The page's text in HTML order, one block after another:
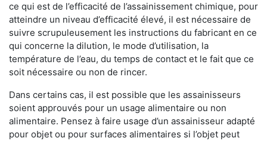
ce qui est de l’efficacité de l’assainissement chimique, pour
atteindre un niveau d’efficacité élevé, il est nécessaire de
suivre scrupuleusement les instructions du fabricant en ce
qui concerne la dilution, le mode d’utilisation, la
température de l’eau, du temps de contact et le fait que ce
soit nécessaire ou non de rincer.
Dans certains cas, il est possible que les assainisseurs
soient approuvés pour un usage alimentaire ou non
alimentaire. Pensez à faire usage d’un assainisseur adapté
pour objet ou pour surfaces alimentaires si l’objet peut